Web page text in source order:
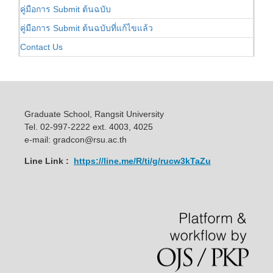
คู่มือการ Submit ต้นฉบับ
คู่มือการ Submit ต้นฉบับที่แก้ไขแล้ว
Contact Us
Graduate School, Rangsit University
Tel. 02-997-2222 ext. 4003, 4025
e-mail: gradcon@rsu.ac.th
Line Link : https://line.me/R/ti/g/rucw3kTaZu